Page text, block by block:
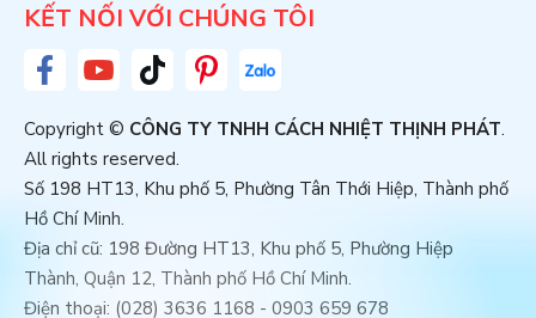
KẾT NỐI VỚI CHÚNG TÔI
Copyright © CÔNG TY TNHH CÁCH NHIỆT THỊNH PHÁT.
All rights reserved.
Số 198 HT13, Khu phố 5, Phường Tân Thới Hiệp, Thành phố
Hồ Chí Minh.
Địa chỉ cũ: 198 Đường HT13, Khu phố 5, Phường Hiệp
Thành, Quận 12, Thành phố Hồ Chí Minh.
Điện thoại: (028) 3636 1168 - 0903 659 678
Zalo
Chat với chúng tôi trên